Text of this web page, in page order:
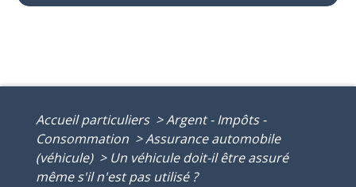
Accueil particuliers >Argent - Impôts -
Consommation >Assurance automobile
(véhicule) > Un véhicule doit-il être assuré
même s'il n'est pas utilisé ?